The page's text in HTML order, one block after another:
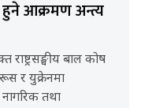
आक्रमण अन्त्य
राष्ट्रसङ्घीय बाल कोष
र युक्रेनमा
तथा